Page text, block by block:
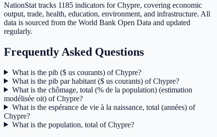
NationStat tracks 1185 indicators for Chypre, covering economic
output, trade, health, education, environment, and infrastructure. All
data is sourced from the World Bank Open Data and updated
regularly.
Frequently Asked Questions
What is the pib ($ us courants) of Chypre?
What is the pib par habitant ($ us courants) of Chypre?
What is the chômage, total (% de la population) (estimation
modélisée oit) of Chypre?
What is the espérance de vie à la naissance, total (années) of
Chypre?
What is the population, total of Chypre?